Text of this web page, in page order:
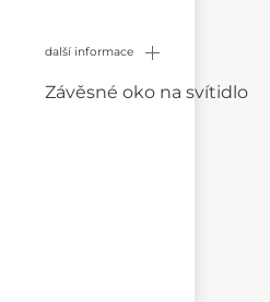
další informace
Závěsné oko na svítidlo